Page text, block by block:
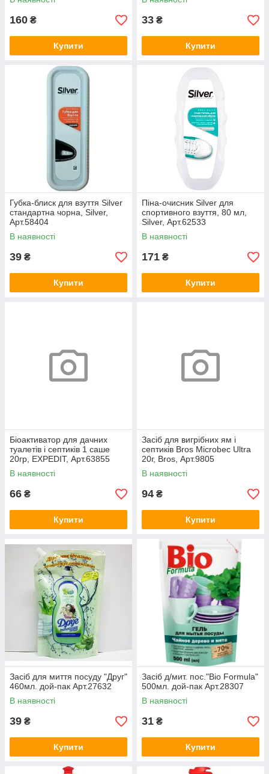
160 ₴
Купити
33 ₴
Купити
Губка-блиск для взуття Silver
стандартна чорна, Silver,
Арт.58404
В наявності
39 ₴
Купити
Піна-очисник Silver для
спортивного взуття, 80 мл,
Silver, Арт.62533
В наявності
171 ₴
Купити
Біоактиватор для дачних
туалетів і септиків 1 саше
20гр, EXPEDIT, Арт.63855
В наявності
66 ₴
Купити
Засіб для вигрібних ям і
септиків Bros Microbec Ultra
20г, Bros, Арт.9805
В наявності
94 ₴
Купити
Засіб для миття посуду "Друг"
460мл. дой-пак Арт.27632
В наявності
39 ₴
Купити
Засіб д/мит. пос."Bio Formula"
500мл. дой-пак Арт.28307
В наявності
31 ₴
Купити